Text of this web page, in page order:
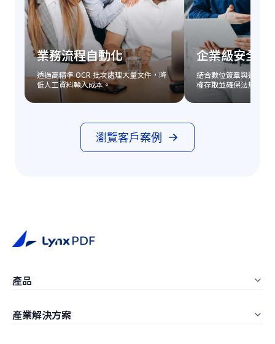
業務流程自動化
透過高精準 OCR 批次處理大量文件，降
低人工資料輸入成本。
企業級安全防
結合數位簽章與進階加
權存取並確保法規遵循
瀏覽客戶案例
產品
產業解決方案